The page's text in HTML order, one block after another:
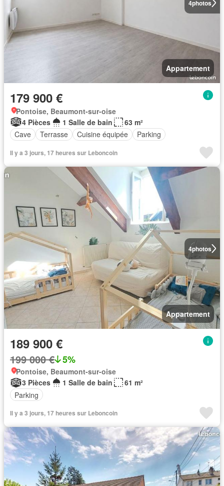
4photos
Appartement
179 900 €
Pontoise, Beaumont-sur-oise
4 Pièces
1 Salle de bain
63 m²
Cave
Terrasse Cuisine équipée Parking
Il y a 3 jours, 17 heures sur Leboncoin
4photos
Appartement
189 900 €
199 000 € 5%
Pontoise, Beaumont-sur-oise
3 Pièces
1 Salle de bain
61 m²
Parking
Il y a 3 jours, 17 heures sur Leboncoin